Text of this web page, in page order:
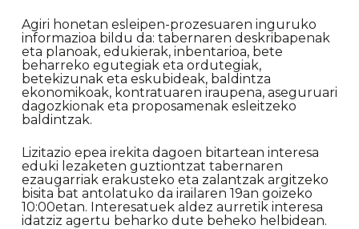
Agiri honetan esleipen-prozesuaren inguruko
informazioa bildu da: tabernaren deskribapenak
eta planoak, edukierak, inbentarioa, bete
beharreko egutegiak eta ordutegiak,
betekizunak eta eskubideak, baldintza
ekonomikoak, kontratuaren iraupena, aseguruari
dagozkionak eta proposamenak esleitzeko
baldintzak.
Lizitazio epea irekita dagoen bitartean interesa
eduki lezaketen guztiontzat tabernaren
ezaugarriak erakusteko eta zalantzak argitzeko
bisita bat antolatuko da irailaren 19an goizeko
10:00etan. Interesatuek aldez aurretik interesa
idatziz agertu beharko dute beheko helbidean.